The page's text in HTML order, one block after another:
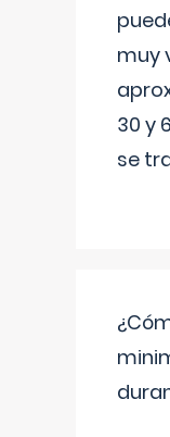
muy
30 y
se